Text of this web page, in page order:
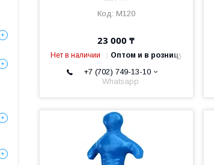
M120
23 000 ₸
Нет в наличии Оптом и в розницу
+7 (702) 749-13-10
Whatsapp